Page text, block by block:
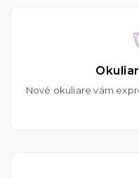
Nové okuliare vám